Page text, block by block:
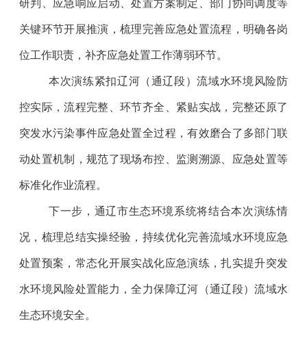
研判、应急响应启动、处置方案制定、部门协同调度等
关键环节开展推演，梳理完善应急处置流程，明确各岗
位工作职责，补齐应急处置工作薄弱环节。
本次演练紧扣辽河（通辽段）流域水环境风险防
控实际，流程完整、环节齐全、紧贴实战，完整还原了
突发水污染事件应急处置全过程，有效磨合了多部门联
动处置机制，规范了现场布控、监测溯源、应急处置等
标准化作业流程。
下一步，通辽市生态环境系统将结合本次演练情
况，梳理总结实操经验，持续优化完善流域水环境应急
处置预案，常态化开展实战化应急演练，扎实提升突发
水环境风险处置能力，全力保障辽河（通辽段）流域水
生态环境安全。